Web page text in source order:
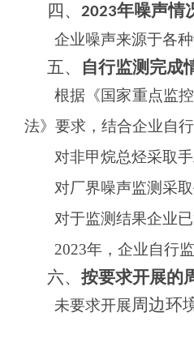
四、 2023年噪声情
企业噪声来源于各
五、 自行监测完成
根据《国家重点监控
法》要求，结合企业自
对非甲烷总烃采取
对厂界噪声监测采取
对于监测结果企业
2023年， 企业自行
六、 按要求开展的
未要求开展周边环